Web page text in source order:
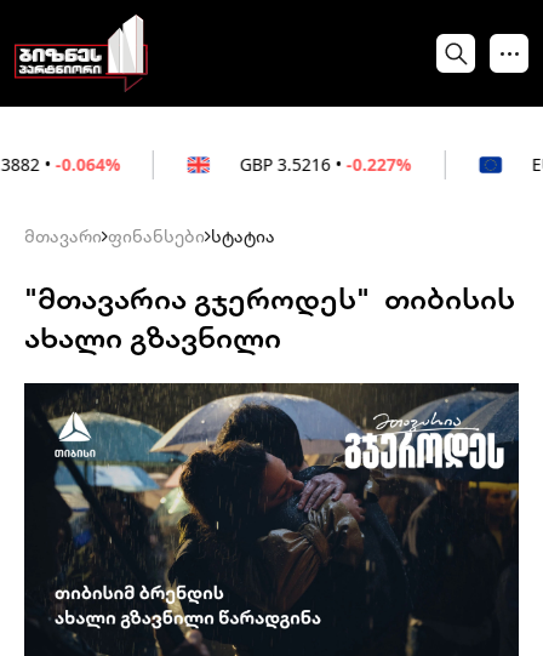
3.5216 • -0.227% 3.0212 •
მთავარი ფინანსები სტატია
"მთავარია გჯეროდეს" თიბისის
ახალი გზავნილი